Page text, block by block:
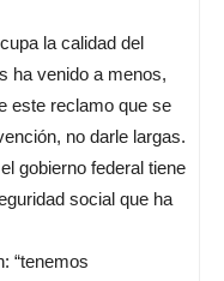
la calidad del
ha venido a menos,
este reclamo que se
no darle largas.
gobierno federal tiene
social que ha
“tenemos